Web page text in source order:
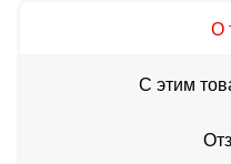
О
С этим